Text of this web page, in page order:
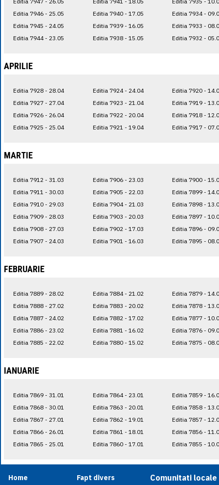
Editia 7946 - 25.05
Editia 7945 - 24.05
Editia 7944 - 23.05
Editia 7940 - 17.05
Editia 7939 - 16.05
Editia 7938 - 15.05
Editia 7934 -
Editia 7933 -
Editia 7932 -
APRILIE
Editia 7928 - 28.04
Editia 7927 - 27.04
Editia 7926 - 26.04
Editia 7925 - 25.04
Editia 7924 - 24.04
Editia 7923 - 21.04
Editia 7922 - 20.04
Editia 7921 - 19.04
Editia 7920 -
Editia 7919 -
Editia 7918 -
Editia 7917 -
MARTIE
Editia 7912 - 31.03
Editia 7911 - 30.03
Editia 7910 - 29.03
Editia 7909 - 28.03
Editia 7908 - 27.03
Editia 7907 - 24.03
Editia 7906 - 23.03
Editia 7905 - 22.03
Editia 7904 - 21.03
Editia 7903 - 20.03
Editia 7902 - 17.03
Editia 7901 - 16.03
Editia 7900 -
Editia 7899 -
Editia 7898 -
Editia 7897 -
Editia 7896 -
Editia 7895 -
FEBRUARIE
Editia 7889 - 28.02
Editia 7888 - 27.02
Editia 7887 - 24.02
Editia 7886 - 23.02
Editia 7885 - 22.02
Editia 7884 - 21.02
Editia 7883 - 20.02
Editia 7882 - 17.02
Editia 7881 - 16.02
Editia 7880 - 15.02
Editia 7879 -
Editia 7878 -
Editia 7877 -
Editia 7876 -
Editia 7875 -
IANUARIE
Editia 7869 - 31.01
Editia 7868 - 30.01
Editia 7867 - 27.01
Editia 7866 - 26.01
Editia 7865 - 25.01
Editia 7864 - 23.01
Editia 7863 - 20.01
Editia 7862 - 19.01
Editia 7861 - 18.01
Editia 7860 - 17.01
Editia 7859 -
Editia 7858 -
Editia 7857 -
Editia 7856 -
Editia 7855 -
Home
Fapt divers
Comunitati locale